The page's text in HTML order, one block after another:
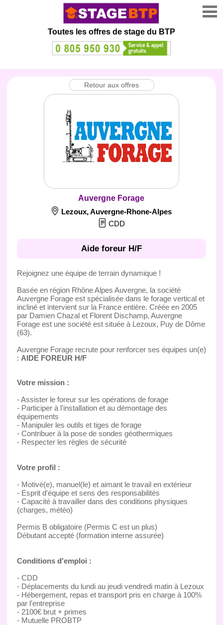
Toutes les offres de stage du BTP
Retour aux offres
Auvergne Forage
Lezoux,Auvergne-Rhone-Alpes
CDD
Aide foreur H/F
Rejoignez une équipe de terrain dynamique !
Basée en région Rhône Alpes Auvergne, la société
Auvergne Forage est spécialisée dans le forage vertical et
incliné et intervient sur la France entière. Créée en 2005
par Damien Chazal et Florent Dischamp, Auvergne
Forage est une société est située à Lezoux, Puy de Dôme
(63).
Auvergne Forage recrute pour renforcer ses équipes un(e)
: AIDE FOREUR H/F
Votre mission :
- Assister le foreur sur les opérations de forage
- Participer à l'installation et au démontage des
équipements
- Manipuler les outils et tiges de forage
- Contribuer à la pose de sondes géothermiques
- Respecter les règles de sécurité
Votre profil :
- Motivé(e), manuel(le) et aimant le travail en extérieur
- Esprit d'équipe et sens des responsabilités
- Capacité à travailler dans des conditions physiques
(charges, météo)
Permis B obligatoire (Permis C est un plus)
Débutant accepté (formation interne assurée)
Conditions d'emploi :
- CDD
- Déplacements du lundi au jeudi vendredi matin à Lezoux
- Hébergement, repas et transport pris en charge à 100%
par l'entreprise
- 2100€ brut + primes
- Mutuelle PROBTP